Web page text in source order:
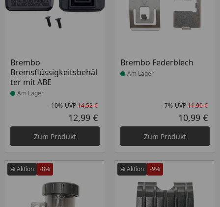
Brembo
Bremsflüssigkeitsbehäl
ter mit ABE
Produkt am Lager
Am Lager
Rabatt in Prozent
-10%
Ursprünglicher Preis
UVP14,52 €
Aktueller Preis
12,99 €
Zum Produkt
Brembo Federblech
Produkt am Lager
Am Lager
-7% UVP11,90 €
10,99 €
Zum Produkt
% Aktion -8% % Aktion -9%